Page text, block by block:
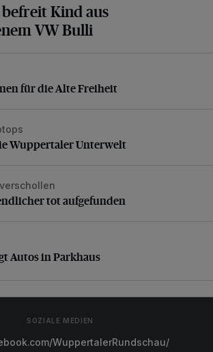
Kind aus
VW Bulli
für die Alte Freiheit
für die Alte Freiheit
Unterwelt
Wuppertaler Unterwelt
tot aufgefunden
tot aufgefunden
Autos in Parkhaus
Autos in Parkhaus
SOZIALE MEDIEN
WuppertalerRundschau/